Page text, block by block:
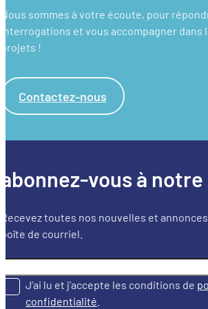
Nous sommes à votre écoute, pour
interrogations et vous accompagner
projets !
Contactez-nous
abonnez-vous à
Recevez toutes nos nouvelles et
boîte de courriel.
J’ai lu et j’accepte les conditions de
confidentialité